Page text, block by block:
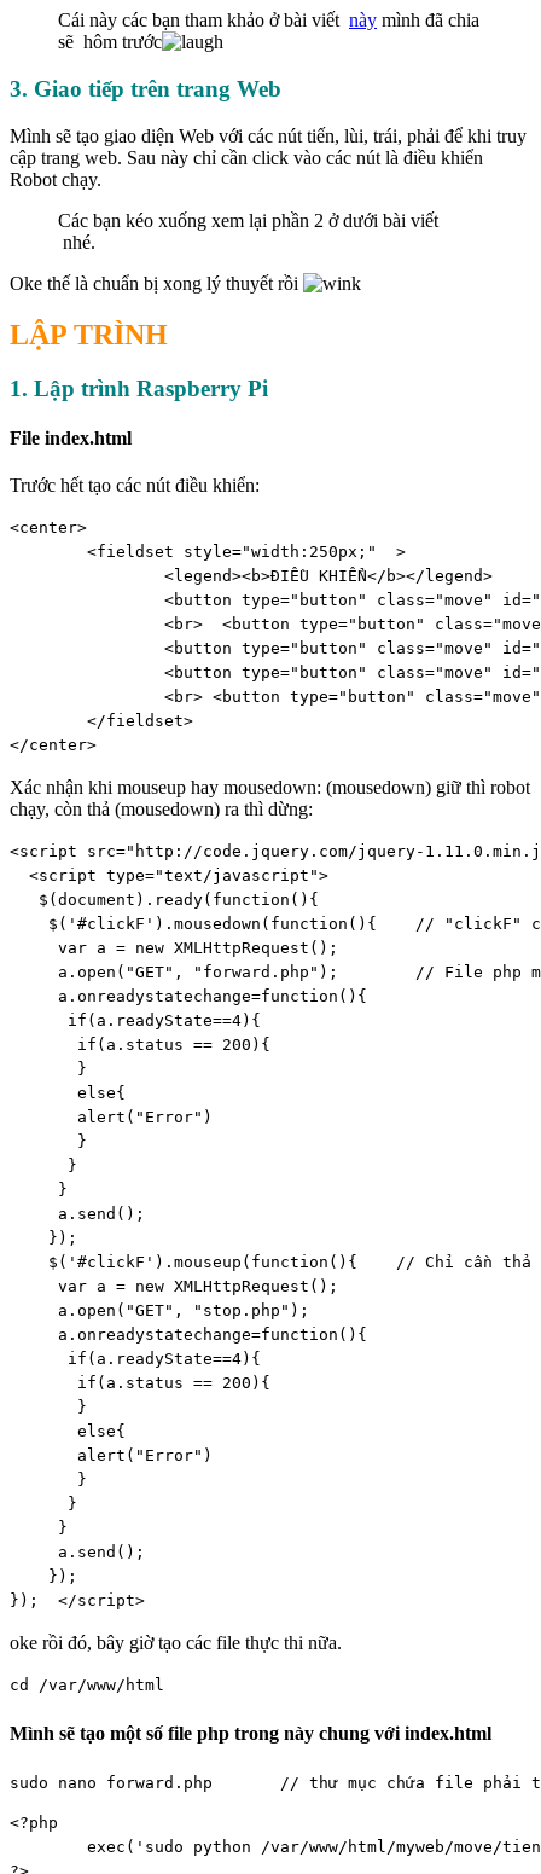
Cái này các bạn tham khảo ở bài viết này mình đã chia
sẽ hôm trước
3. Giao tiếp trên trang Web
Mình sẽ tạo giao diện Web với các nút tiến, lùi, trái, phải để khi truy
cập trang web. Sau này chỉ cần click vào các nút là điều khiển
Robot chạy.
Các bạn kéo xuống xem lại phần 2 ở dưới bài viết
nhé.
Oke thế là chuẩn bị xong lý thuyết rồi
LẬP TRÌNH
1. Lập trình Raspberry Pi
File index.html
Trước hết tạo các nút điều khiển:
<center>
</center>
Xác nhận khi mouseup hay mousedown: (mousedown) giữ thì robot
chạy, còn thả (mousedown) ra thì dừng:
<script src="http://code.jquery.com/jquery-
  <script type="text/javascript">
   $(document).ready(function(){
$('#clickF').mousedown(function(){    // "clickF"
     var a = new XMLHttpRequest();
a.open("GET", "forward.php");        // File
     a.onreadystatechange=function(){
      if(a.readyState==4){
       if(a.status == 200){
       }
       else{
       alert("Error")
       }
      }
     }
     a.send();
    });
$('#clickF').mouseup(function(){    // Chỉ cần thả
     var a = new XMLHttpRequest();
     a.open("GET", "stop.php");
     a.onreadystatechange=function(){
      if(a.readyState==4){
       if(a.status == 200){
       }
       else{
       alert("Error")
       }
      }
     }
     a.send();
    });
});  </script>
oke rồi đó, bây giờ tạo các file thực thi nữa.
cd /var/www/html
Mình sẽ tạo một số file php trong này chung với index.html
sudo nano forward.php       // thư mục chứa file phải
<?php
exec('sudo python /var/www/html/myweb/move/